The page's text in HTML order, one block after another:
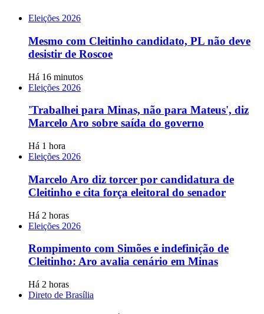
Eleições 2026
Mesmo com Cleitinho candidato, PL não deve
desistir de Roscoe
Há 16 minutos
Eleições 2026
'Trabalhei para Minas, não para Mateus', diz
Marcelo Aro sobre saída do governo
Há 1 hora
Eleições 2026
Marcelo Aro diz torcer por candidatura de
Cleitinho e cita força eleitoral do senador
Há 2 horas
Eleições 2026
Rompimento com Simões e indefinição de
Cleitinho: Aro avalia cenário em Minas
Há 2 horas
Direto de Brasília